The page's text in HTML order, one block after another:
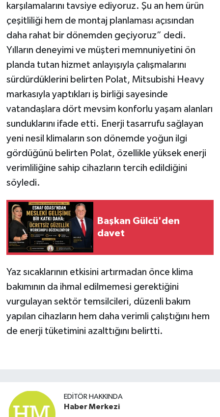
karşılamalarını tavsiye ediyoruz. Şu an hem ürün
çeşitliliği hem de montaj planlaması açısından
daha rahat bir dönemden geçiyoruz” dedi.
Yılların deneyimi ve müşteri memnuniyetini ön
planda tutan hizmet anlayışıyla çalışmalarını
sürdürdüklerini belirten Polat, Mitsubishi Heavy
markasıyla yaptıkları iş birliği sayesinde
vatandaşlara dört mevsim konforlu yaşam alanları
sunduklarını ifade etti. Enerji tasarrufu sağlayan
yeni nesil klimaların son dönemde yoğun ilgi
gördüğünü belirten Polat, özellikle yüksek enerji
verimliliğine sahip cihazların tercih edildiğini
söyledi.
Başkan Gülcü'den
davet
Yaz sıcaklarının etkisini artırmadan önce klima
bakımının da ihmal edilmemesi gerektiğini
vurgulayan sektör temsilcileri, düzenli bakım
yapılan cihazların hem daha verimli çalıştığını hem
de enerji tüketimini azalttığını belirtti.
EDITÖR HAKKINDA
Haber Merkezi